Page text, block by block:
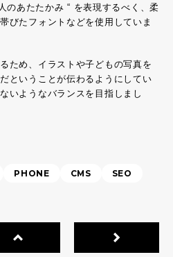
のあたたかみ “ を表現するべく、柔
びたフォントなどを使用していま
ため、イラストや子どもの写真を
ということが伝わるようにしてい
いようなバランスを目指しまし
PHONE CMS
SEO